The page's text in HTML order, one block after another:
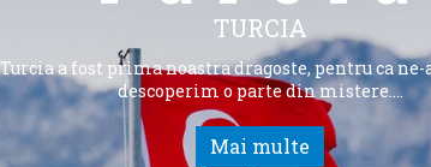
TURCIA
Turcia a fost prima noastra dragoste, pentru ca ne-
descoperim o parte din mistere.…
Mai multe